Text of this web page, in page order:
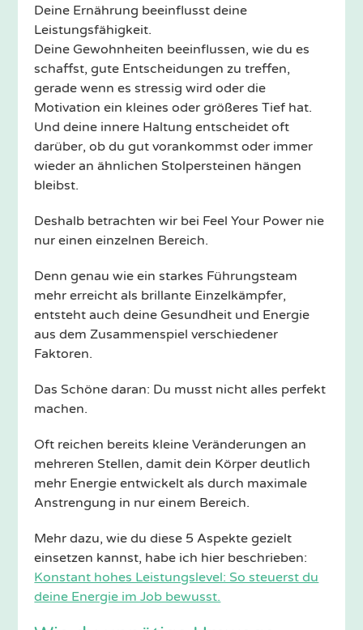
Deine Ernährung beeinflusst deine
Leistungsfähigkeit.
Deine Gewohnheiten beeinflussen, wie du es
schaffst, gute Entscheidungen zu treffen,
gerade wenn es stressig wird oder die
Motivation ein kleines oder größeres Tief hat.
Und deine innere Haltung entscheidet oft
darüber, ob du gut vorankommst oder immer
wieder an ähnlichen Stolpersteinen hängen
bleibst.
Deshalb betrachten wir bei Feel Your Power nie
nur einen einzelnen Bereich.
Denn genau wie ein starkes Führungsteam
mehr erreicht als brillante Einzelkämpfer,
entsteht auch deine Gesundheit und Energie
aus dem Zusammenspiel verschiedener
Faktoren.
Das Schöne daran: Du musst nicht alles perfekt
machen.
Oft reichen bereits kleine Veränderungen an
mehreren Stellen, damit dein Körper deutlich
mehr Energie entwickelt als durch maximale
Anstrengung in nur einem Bereich.
Mehr dazu, wie du diese 5 Aspekte gezielt
einsetzen kannst, habe ich hier beschrieben:
Konstant hohes Leistungslevel: So steuerst du
deine Energie im Job bewusst.